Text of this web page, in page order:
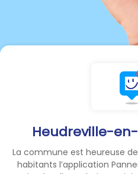
Heudreville-
La commune est heureuse
habitants l’application